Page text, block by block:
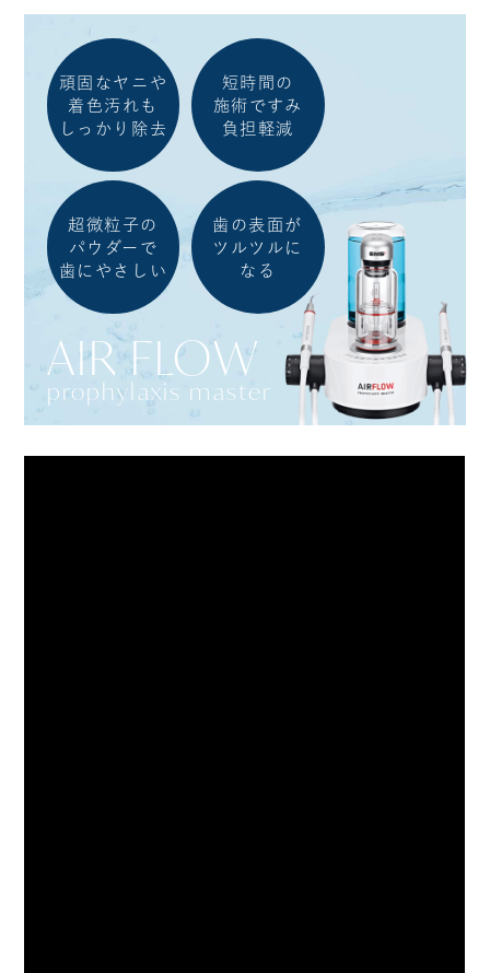
頑固なヤニや
着色汚れも
しっかり除去
短時間の
施術ですみ
負担軽減
超微粒子の
パウダーで
歯にやさしい
歯の表面が
ツルツルに
なる
AIR FLOW
prophylaxis master